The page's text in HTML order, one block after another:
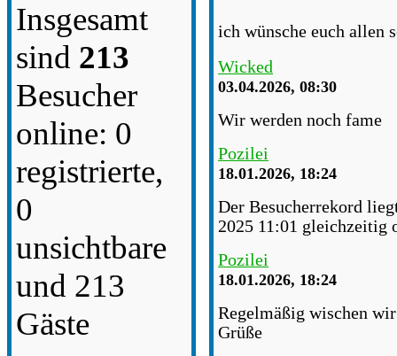
Insgesamt
sind 213
Besucher
online: 0
registrierte,
0
unsichtbare
und 213
Gäste
ich wünsche euch allen
Wicked
03.04.2026, 08:30
Wir werden noch fame
Pozilei
18.01.2026, 18:24
Der Besucherrekord
2025 11:01 gleichzeitig
Pozilei
18.01.2026, 18:24
Regelmäßig wischen
Grüße